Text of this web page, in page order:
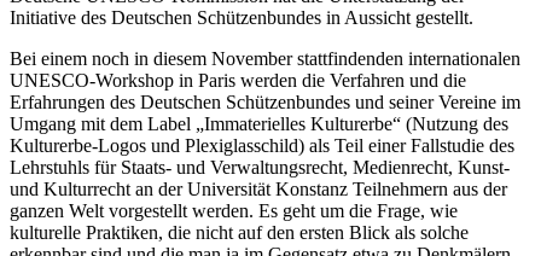
Initiative des Deutschen Schützenbundes in Aussicht gestellt.
Bei einem noch in diesem November stattfindenden internationalen
UNESCO-Workshop in Paris werden die Verfahren und die
Erfahrungen des Deutschen Schützenbundes und seiner Vereine im
Umgang mit dem Label „Immaterielles Kulturerbe“ (Nutzung des
Kulturerbe-Logos und Plexiglasschild) als Teil einer Fallstudie des
Lehrstuhls für Staats- und Verwaltungsrecht, Medienrecht, Kunst-
und Kulturrecht an der Universität Konstanz Teilnehmern aus der
ganzen Welt vorgestellt werden. Es geht um die Frage, wie
kulturelle Praktiken, die nicht auf den ersten Blick als solche